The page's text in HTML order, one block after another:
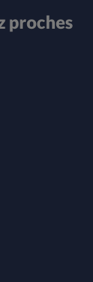
proches